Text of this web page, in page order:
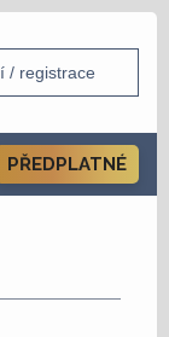
/ registrace
PŘEDPLATNÉ